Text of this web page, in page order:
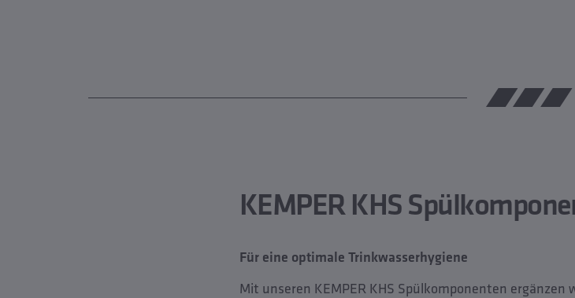
KEMPER KHS
Für eine optimale Trinkwasserhygiene
Mit unseren KEMPER KHS Spülkomponenten ergänzen